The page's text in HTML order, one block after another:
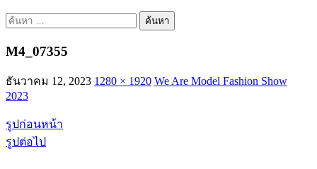
ค้นหา
M4_07355
ธันวาคม 12, 2023 1280 × 1920 We Are Model Fashion Show
2023
รูปก่อนหน้า
รูปต่อไป